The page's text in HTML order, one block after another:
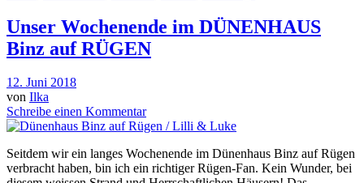
Unser Wochenende im DÜNENHAUS
Binz auf RÜGEN
12. Juni 2018
von Ilka
Schreibe einen Kommentar
Seitdem wir ein langes Wochenende im Dünenhaus Binz auf Rügen
verbracht haben, bin ich ein richtiger Rügen-Fan. Kein Wunder, bei